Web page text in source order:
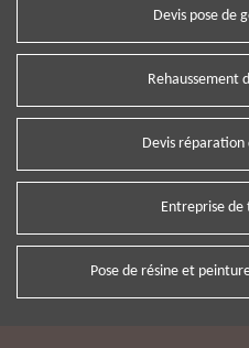
Devis pose de
Rehaussement
Devis
Entreprise
Pose de résine et